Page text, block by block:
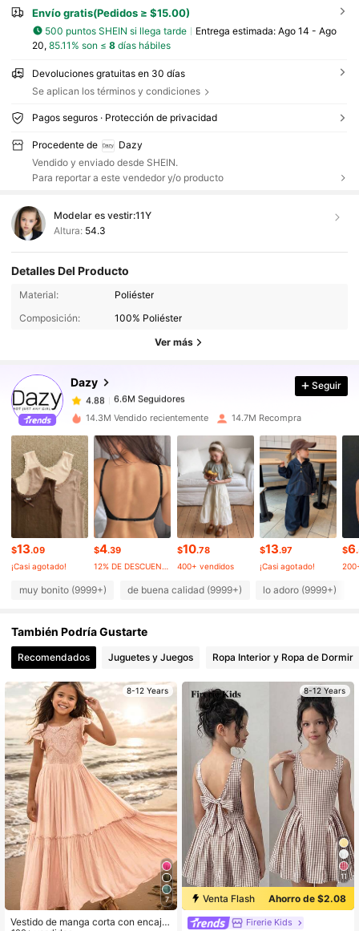
Envío gratis(Pedidos ≥ $15.00)
500 puntos SHEIN si llega tarde Entrega estimada: Ago 14 - Ago
20, 85.11% son ≤ 8días hábiles
Devoluciones gratuitas en 30 días
Se aplican los términos y condiciones
Pagos seguros · Protección de privacidad
Procedente de
Dazy
Vendido y enviado desde SHEIN.
Para reportar a este vendedor y/o producto
Modelar es vestir:11Y
Altura: 54.3
Detalles Del Producto
Material:
Poliéster
Composición:
100% Poliéster
Ver más
Dazy
6.6M Seguidores
6.6M Seguidores
4.88 6.6M Seguidores
4.88 6.6M Seguidores
4.88 6.6M Seguidores
4.88 6.6M Seguidores
6.6M Seguidores
4.88
4.88 6.6M Seguidores
4.88 6.6M Seguidores
4.88 6.6M Seguidores
Seguir
14.3M Vendido recientemente 14.7M Recompra
$13.09
¡Casi agotado!
$4.39
12% DE DESCUENTO
$10.78
400+ vendidos
$13.97
¡Casi agotado!
$6
muy bonito (9999+) de buena calidad (9999+) lo adoro (9999+)
También Podría Gustarte
Recomendados Juguetes y Juegos Ropa Interior y Ropa de Dormir
8-12 Years
7
Vestido de manga corta con encaje
8-12 Years
11
Venta Flash Ahorro de $2.08
Firerie Kids
#1 Más vendidos